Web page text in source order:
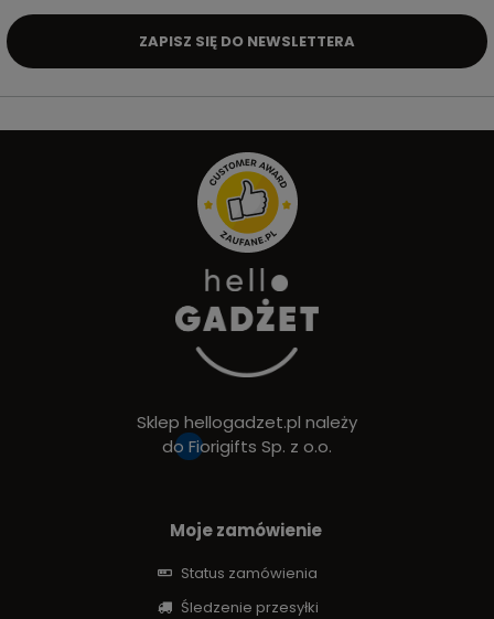
ZAPISZ SIĘ DO NEWSLETTERA
Sklep hellogadzet.pl należy
do Fiorigifts Sp. z o.o.
Moje zamówienie
Status zamówienia
Śledzenie przesyłki